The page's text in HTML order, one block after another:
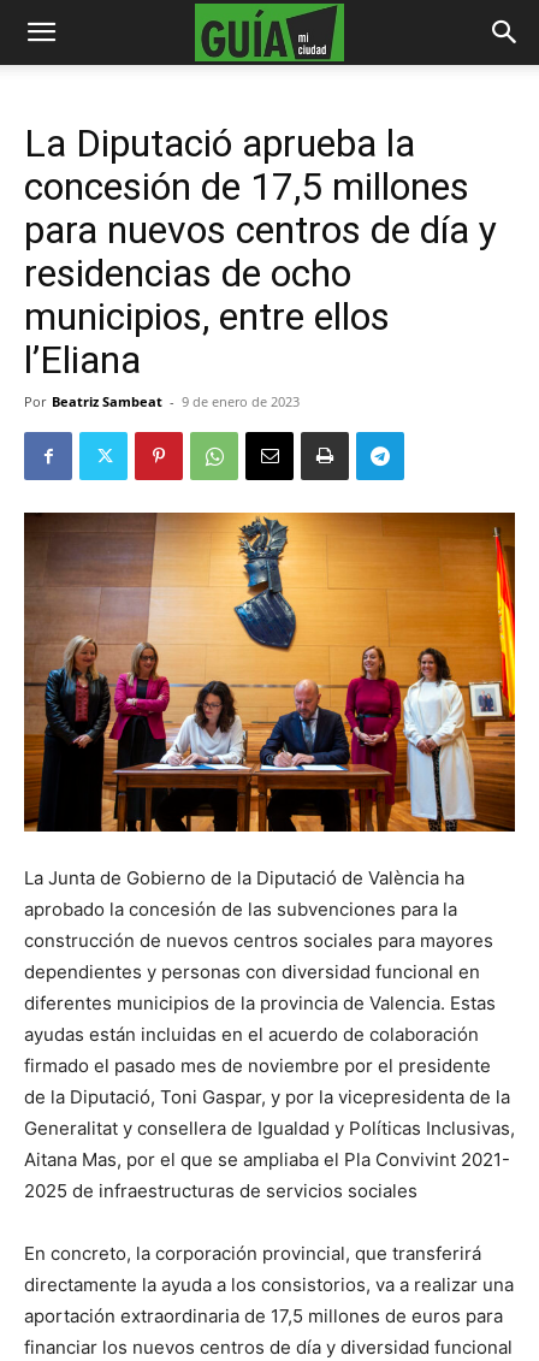
La Diputació aprueba la
concesión de 17,5 millones
para nuevos centros de día y
residencias de ocho
municipios, entre ellos
l’Eliana
Por Beatriz Sambeat - 9 de enero de 2023
La Junta de Gobierno de la Diputació de València ha
aprobado la concesión de las subvenciones para la
construcción de nuevos centros sociales para mayores
dependientes y personas con diversidad funcional en
diferentes municipios de la provincia de Valencia. Estas
ayudas están incluidas en el acuerdo de colaboración
firmado el pasado mes de noviembre por el presidente
de la Diputació, Toni Gaspar, y por la vicepresidenta de la
Generalitat y consellera de Igualdad y Políticas Inclusivas,
Aitana Mas, por el que se ampliaba el Pla Convivint 2021-
2025 de infraestructuras de servicios sociales
En concreto, la corporación provincial, que transferirá
directamente la ayuda a los consistorios, va a realizar una
aportación extraordinaria de 17,5 millones de euros para
financiar los nuevos centros de día y diversidad funcional